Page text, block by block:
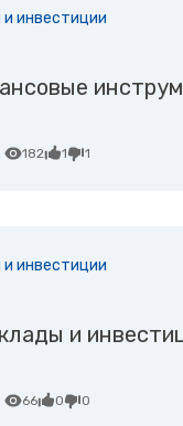
инвестиции
182 1 1
инвестиции
и
66 0 0